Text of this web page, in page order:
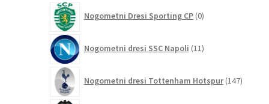
Nogometni Dresi Sporting CP 0izdelkov
Nogometni dresi SSC Napoli 11izdelkov
Nogometni dresi Tottenham Hotspur 147